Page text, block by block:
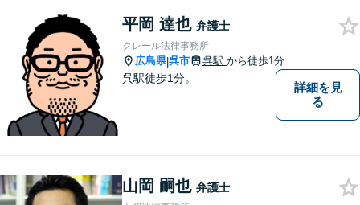
くなるような事務所作りを心
がけています。一人で悩ま
ず、お気軽にご相談下さい。
平岡 達也 弁護士
クレール法律事務所
広島県|呉市 呉駅 から徒歩1分
呉駅徒歩1分。
詳細を見
る
山岡 嗣也 弁護士